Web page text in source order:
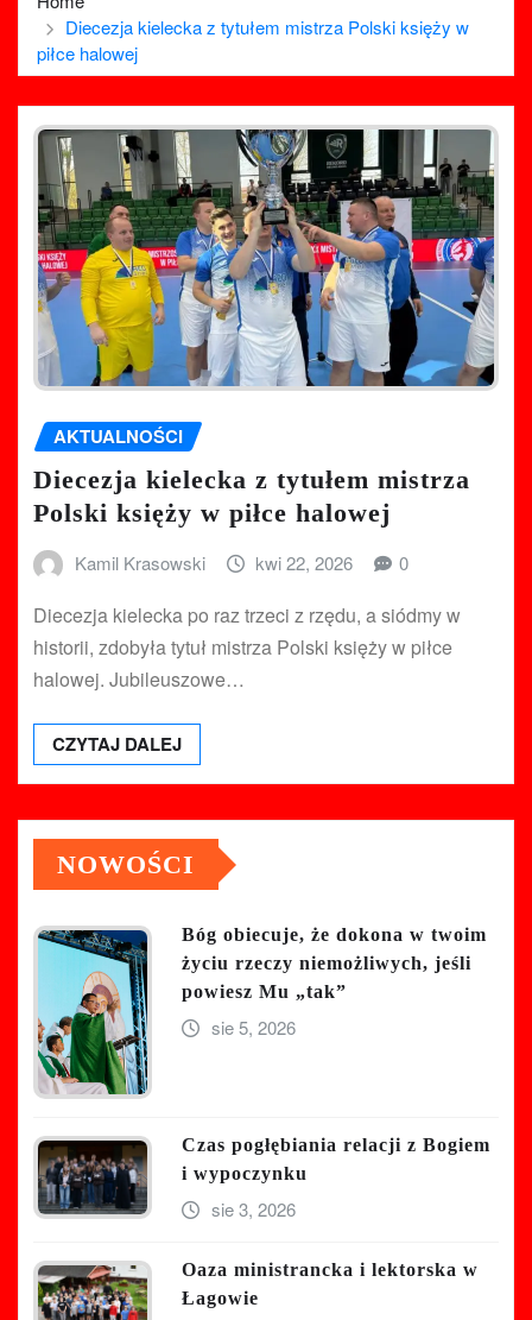
Diecezja kielecka z tytułem mistrza Polski księży w
piłce halowej
AKTUALNOŚCI
Diecezja kielecka z tytułem mistrza
Polski księży w piłce halowej
Kamil Krasowski kwi 22, 2026 0
Diecezja kielecka po raz trzeci z rzędu, a siódmy w
historii, zdobyła tytuł mistrza Polski księży w piłce
halowej. Jubileuszowe…
CZYTAJ DALEJ
NOWOŚCI
Bóg obiecuje, że dokona w twoim
życiu rzeczy niemożliwych, jeśli
powiesz Mu „tak”
sie 5, 2026
Czas pogłębiania relacji z Bogiem
i wypoczynku
sie 3, 2026
Oaza ministrancka i lektorska w
Łagowie